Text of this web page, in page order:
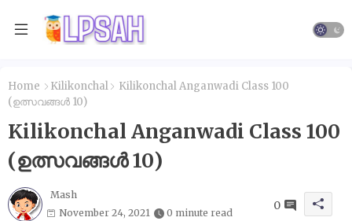
Home Kilikonchal
Kilikonchal Anganwadi Class 100
(ഉത്സവങ്ങൾ 10)
Kilikonchal Anganwadi Class 100
(ഉത്സവങ്ങൾ 10)
Mash
November 24, 2021
0 minute read
0